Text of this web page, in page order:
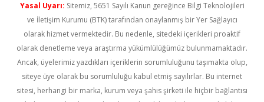
Yasal Uyarı: Sitemiz, 5651 Sayılı Kanun gereğince Bilgi Teknolojileri
ve İletişim Kurumu (BTK) tarafından onaylanmış bir Yer Sağlayıcı
olarak hizmet vermektedir. Bu nedenle, sitedeki içerikleri proaktif
olarak denetleme veya araştırma yükümlülüğümüz bulunmamaktadır.
Ancak, üyelerimiz yazdıkları içeriklerin sorumluluğunu taşımakta olup,
siteye üye olarak bu sorumluluğu kabul etmiş sayılırlar. Bu internet
sitesi, herhangi bir marka, kurum veya şahıs şirketi ile hiçbir bağlantısı